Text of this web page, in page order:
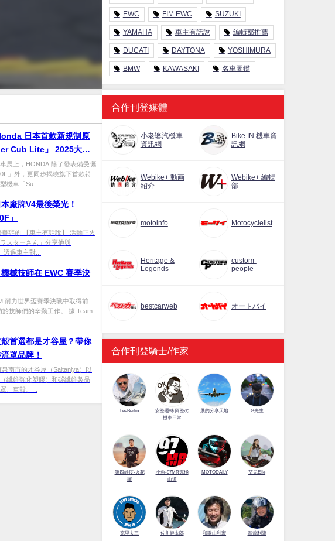
日本首款新規制原
Cub Lite」 2025大阪
展上，HONDA 除了發表備受矚
」外，更同步揭曉旗下首款符
機車「Su...
廠牌V4最後榮光！
」
辦的 【車主有話說】 活動正火
スターさん」分享他與
透過車主對...
械技師在 EWC 賽季決
耐力世界盃賽季決戰中取得前
技師們的辛勤工作。 據 Team
首選都是才谷屋？帶你
罩品牌！
南市的才谷屋（Saitaniya）以
纖維強化塑膠）和碳纖維製品
、車殼、...
EWC FIM EWC SUZUKI
YAMAHA 車主有話說 編輯部推薦
DUCATI DAYTONA YOSHIMURA
BMW KAWASAKI 名車圖鑑
合作刊登媒體
小老婆汽機車
資訊網
Bike IN 機車資
訊網
Webike+ 動画
紹介
Webike+ 編輯
部
motoinfo Motocyclelist
Heritage &
Legends
custom-
people
bestcarweb オートバイ
合作刊登騎士/作家
LeeBerlin
安筌運轉 阿筌の
機車日常
展的分享天地 G先生
第四維度-火花
羅
小魚-97MR究極
山道
MOTODAILY 艾兒Elle
克里夫三 佐川健太郎 和歌山利宏 賀曾利隆